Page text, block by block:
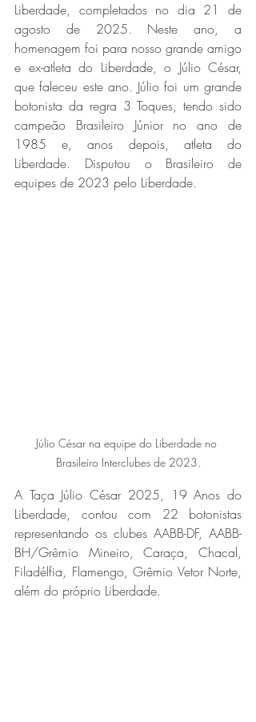
Liberdade, completados no dia 21 de
agosto de 2025. Neste ano, a
homenagem foi para nosso grande amigo
e ex-atleta do Liberdade, o Júlio César,
que faleceu este ano. Júlio foi um grande
botonista da regra 3 Toques, tendo sido
campeão Brasileiro Júnior no ano de
1985 e, anos depois, atleta do
Liberdade. Disputou o Brasileiro de
equipes de 2023 pelo Liberdade.
Júlio César na equipe do Liberdade no
Brasileiro Interclubes de 2023.
A Taça Júlio César 2025, 19 Anos do
Liberdade, contou com 22 botonistas
representando os clubes AABB-DF, AABB-
BH/Grêmio Mineiro, Caraça, Chacal,
Filadélfia, Flamengo, Grêmio Vetor Norte,
além do próprio Liberdade.